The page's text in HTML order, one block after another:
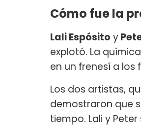
Cómo fue la
Lali Espósito y
explotó. La
en un frenesí a los
Los dos artistas,
demostraron que
tiempo. Lali y